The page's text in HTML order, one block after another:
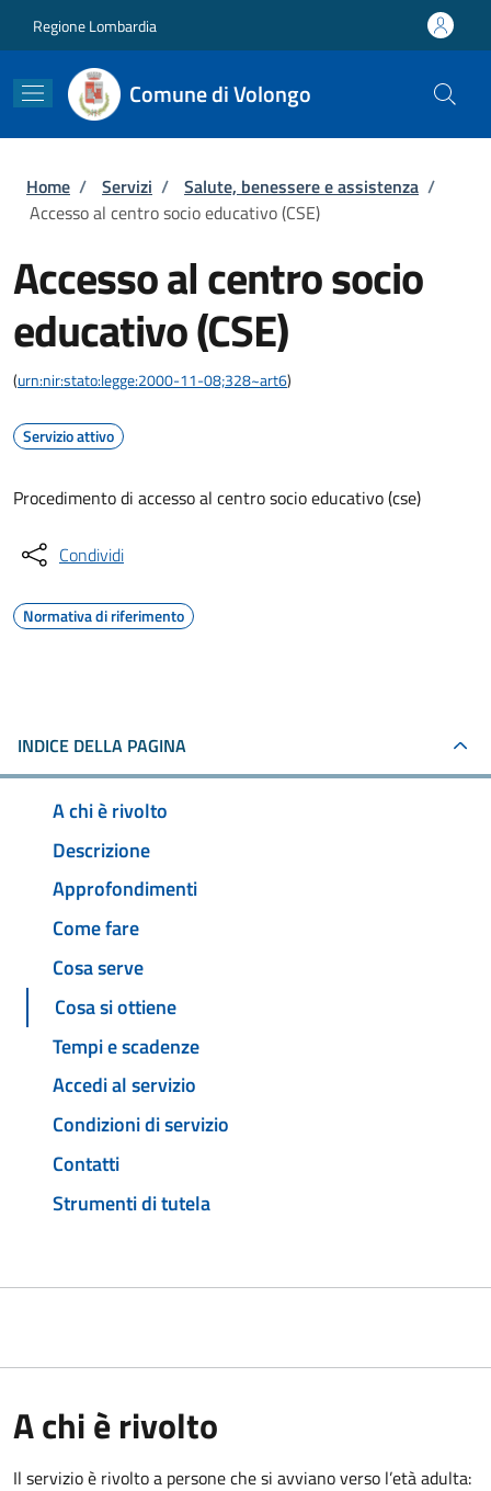
Regione Lombardia
Comune di Volongo
Briciole di pane
Home / Servizi / Salute, benessere e assistenza /
Accesso al centro socio educativo (CSE)
Accesso al centro socio
educativo (CSE)
(urn:nir:stato:legge:2000-11-08;328~art6)
Servizio attivo
Procedimento di accesso al centro socio educativo (cse)
Condividi
Normativa di riferimento
INDICE DELLA PAGINA
A chi è rivolto
Descrizione
Approfondimenti
Come fare
Cosa serve
Cosa si ottiene
Tempi e scadenze
Accedi al servizio
Condizioni di servizio
Contatti
Strumenti di tutela
A chi è rivolto
Il servizio è rivoltoa persone che si avviano verso l’età adulta: